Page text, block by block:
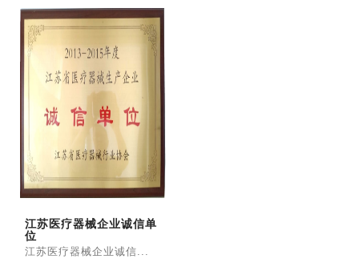
江苏医疗器械企业诚信单
位
江苏医疗器械企业诚信...